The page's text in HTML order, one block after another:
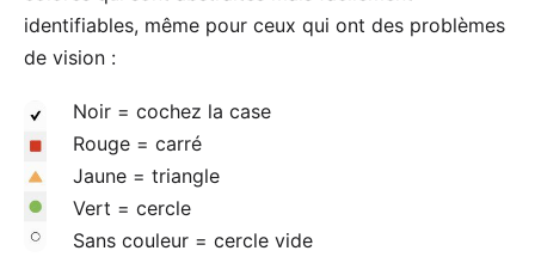
identifiables, même pour ceux qui ont des problèmes
de vision :
Noir = cochez la case
Rouge = carré
Jaune = triangle
Vert = cercle
Sans couleur = cercle vide